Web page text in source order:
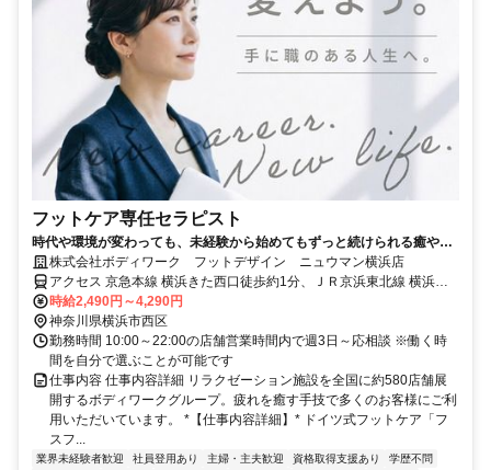
フットケア専任セラピスト
時代や環境が変わっても、未経験から始めてもずっと続けられる癒やし
の仕事。手に職を身につけて、生き方を変えよう。
株式会社ボディワーク フットデザイン ニュウマン横浜店
アクセス 京急本線 横浜きた西口徒歩約1分、ＪＲ京浜東北線 横浜き
た西口徒歩約1分、ＪＲ横須賀線/ＪＲ湘南新宿ライン 横浜きた西口徒
歩約1分 最寄駅：横浜駅
時給2,490円～4,290円
神奈川県横浜市西区
勤務時間 10:00～22:00の店舗営業時間内で週3日～応相談 ※働く時
間を自分で選ぶことが可能です
仕事内容 仕事内容詳細 リラクゼーション施設を全国に約580店舗展
開するボディワークグループ。疲れを癒す手技で多くのお客様にご利
用いただいています。 *【仕事内容詳細】* ドイツ式フットケア「フ
スフ...
業界未経験者歓迎 社員登用あり 主婦・主夫歓迎 資格取得支援あり
学歴不問